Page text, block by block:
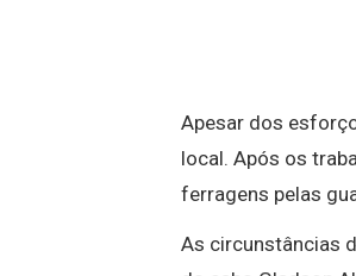
Apesar dos
local. Após os
ferragens pelas
As circunstâncias